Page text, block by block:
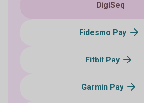
DigiSeq
Fidesmo Pay
Fitbit Pay
Garmin Pay